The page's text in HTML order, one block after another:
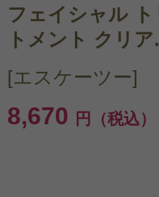
フェイシャル ト
トメント クリ
[エスケーツー]
8,670 円（税込）